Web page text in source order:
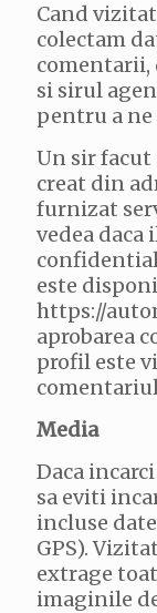
Cand
colectam
comentarii,
si sirul
pentru a
Un sir
creat din
furnizat
vedea daca
este
https://
aprobarea
profil este
Media
Daca
sa eviti
incluse
GPS).
extrage
imaginile